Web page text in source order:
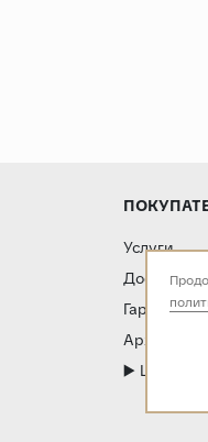
Услуги
Доставка
Гарантия
▶️ LIVE